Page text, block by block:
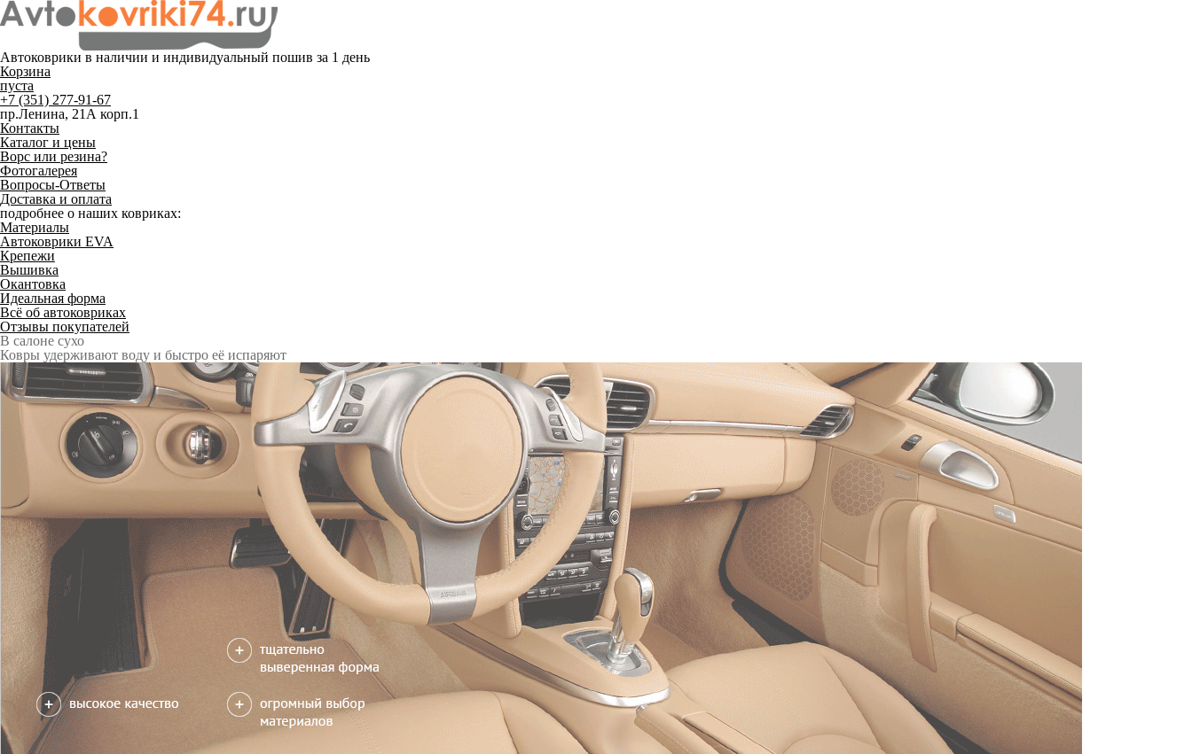
Автоковрики в наличии и индивидуальный пошив за 1 день
Корзина
пуста
+7 (351) 277-91-67
пр.Ленина, 21А корп.1
Контакты
Каталог и цены
Ворс или резина?
Фотогалерея
Вопросы-Ответы
Доставка и оплата
подробнее о наших ковриках:
Материалы
Автоковрики EVA
Крепежи
Вышивка
Окантовка
Идеальная форма
Всё об автоковриках
Отзывы покупателей
Служат до 10 лет
Только качественные российские материалы